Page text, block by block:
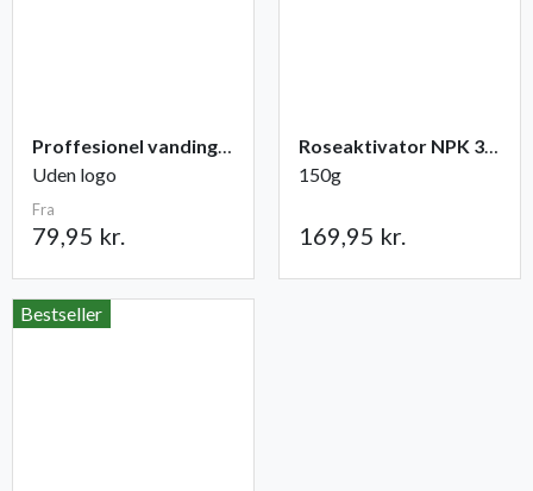
Proffesionel vandingspose 100 liter
Uden logo
Fra
79,95 kr.
Roseaktivator NPK 3-1-2
150g
169,95 kr.
Bestseller